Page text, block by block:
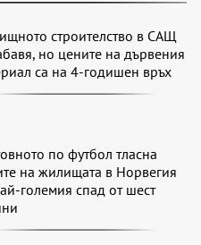
строителство в САЩ
но цените на дървения
са на 4-годишен връх
по футбол тласна
на жилищата в Норвегия
големия спад от шест